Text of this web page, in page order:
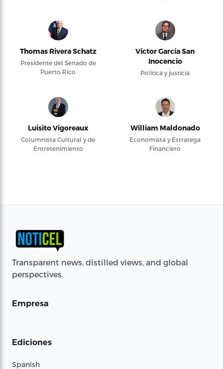
Thomas Rivera Schatz
Presidente del Senado de
Puerto Rico
Víctor García San
Inocencio
Política y justicia
Luisito Vigoreaux
Columnista Cultural y de
Entretenimiento
William Maldonado
Economista y Estratega
Financiero
Transparent news, distilled views, and global
perspectives.
Empresa
Ediciones
Spanish